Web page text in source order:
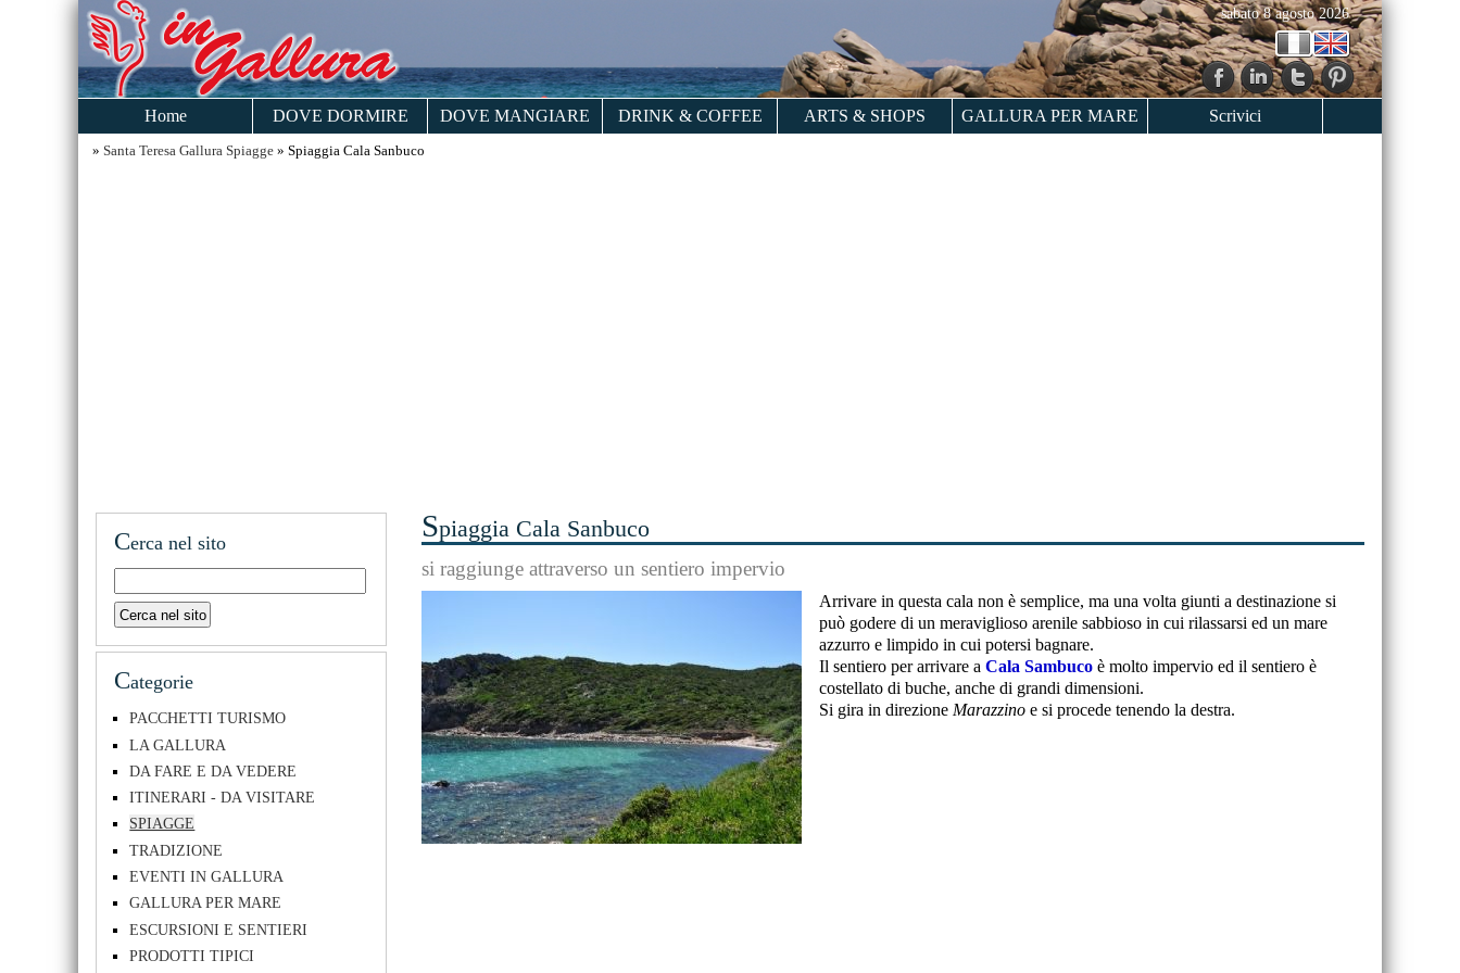
sabato 8 agosto 2026
Home DOVE DORMIRE DOVE MANGIARE DRINK & COFFEE ARTS & SHOPS GALLURA PER MARE Scrivici
» Santa Teresa Gallura Spiagge » Spiaggia Cala Sanbuco
Spiaggia Cala Sanbuco
si raggiunge attraverso un sentiero impervio
Arrivare in questa cala non è semplice, ma una volta giunti a destinazione si
può godere di un meraviglioso arenile sabbioso in cui rilassarsi ed un mare
azzurro e limpido in cui potersi bagnare.
Il sentiero per arrivare a Cala Sambuco è molto impervio ed il sentiero è
costellato di buche, anche di grandi dimensioni.
Si gira in direzione Marazzino e si procede tenendo la destra.
Cerca nel sito
Categorie
PACCHETTI TURISMO
LA GALLURA
DA FARE E DA VEDERE
ITINERARI - DA VISITARE
SPIAGGE
TRADIZIONE
EVENTI IN GALLURA
GALLURA PER MARE
ESCURSIONI E SENTIERI
PRODOTTI TIPICI